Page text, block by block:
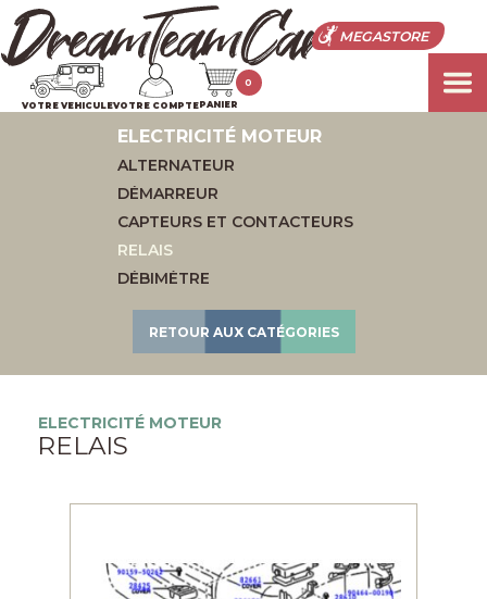
MEGASTORE
VOTRE VEHICULEVOTRE COMPTEPANIER
0
ELECTRICITÉ MOTEUR
ALTERNATEUR
DÉMARREUR
CAPTEURS ET CONTACTEURS
RELAIS
DÉBIMÈTRE
RETOUR AUX CATÉGORIES
ELECTRICITÉ MOTEUR
RELAIS